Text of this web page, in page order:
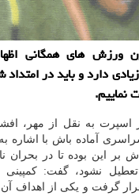
ورزش های همگانی
دارد و باید در امتداد
نماییم.
به نقل از مهر،
آماده باش با اشاره
بر این بوده تا در بحران
نشود، گفت:
گرفت و یکی از اهداف آن